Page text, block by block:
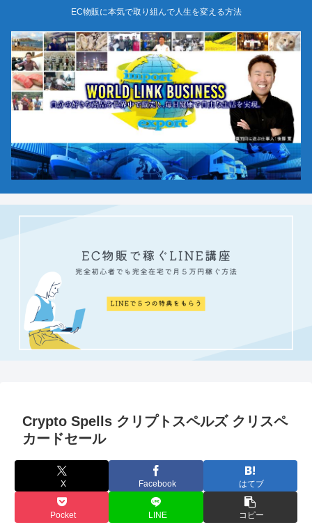
EC物販に本気で取り組んで人生を変える方法
Crypto Spells クリプトスペルズ クリスペ
カードセール
X Facebook はてブ
Pocket LINE コピー